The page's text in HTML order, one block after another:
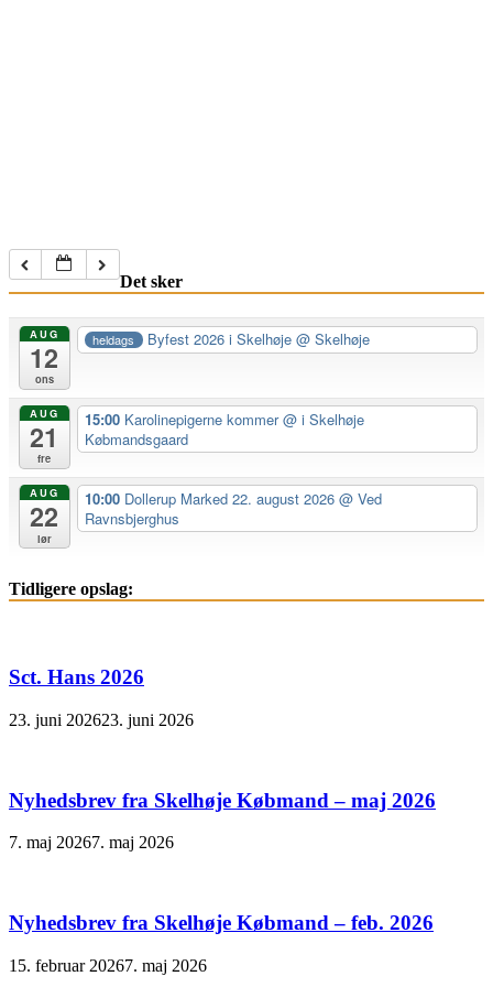
Det sker
AUG
12
ons
heldags Byfest 2026 i Skelhøje@ Skelhøje
AUG
21
fre
15:00 Karolinepigerne kommer@ i Skelhøje
Købmandsgaard
AUG
22
lør
10:00 Dollerup Marked 22. august 2026 @ Ved
Ravnsbjerghus
Tidligere opslag:
Sct. Hans 2026
23. juni 202623. juni 2026
Nyhedsbrev fra Skelhøje Købmand – maj 2026
7. maj 20267. maj 2026
Nyhedsbrev fra Skelhøje Købmand – feb. 2026
15. februar 20267. maj 2026